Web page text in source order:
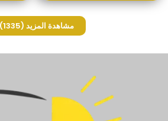
مشاهدة المزيد (1335)